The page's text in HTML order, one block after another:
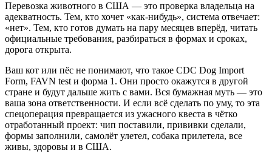
Перевозка животного в США — это проверка владельца на
адекватность. Тем, кто хочет «как-нибудь», система отвечает:
«нет». Тем, кто готов думать на пару месяцев вперёд, читать
официальные требования, разбираться в формах и сроках,
дорога открыта.
Ваш кот или пёс не понимают, что такое CDC Dog Import
Form, FAVN test и форма 1. Они просто окажутся в другой
стране и будут дальше жить с вами. Вся бумажная муть — это
ваша зона ответственности. И если всё сделать по уму, то эта
спецоперация превращается из ужасного квеста в чётко
отработанный проект: чип поставили, прививки сделали,
формы заполнили, самолёт улетел, собака прилетела, все
живы, здоровы и в США.